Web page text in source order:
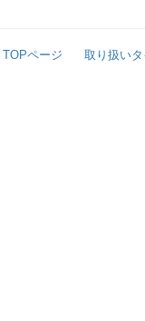
TOPページ 取り扱い